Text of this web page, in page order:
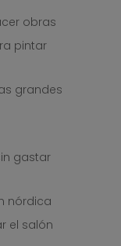
obras
pintar
grandes
gastar
nórdica
el salón